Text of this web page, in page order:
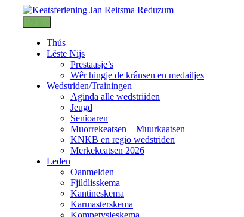
Thús
Lêste Nijs
Prestaasje’s
Wêr hingje de krânsen en medailjes
Wedstriden/Trainingen
Aginda alle wedstriiden
Jeugd
Senioaren
Muorrekeatsen – Muurkaatsen
KNKB en regio wedstriden
Merkekeatsen 2026
Leden
Oanmelden
Fjildlisskema
Kantineskema
Karmasterskema
Kompetysjeskema